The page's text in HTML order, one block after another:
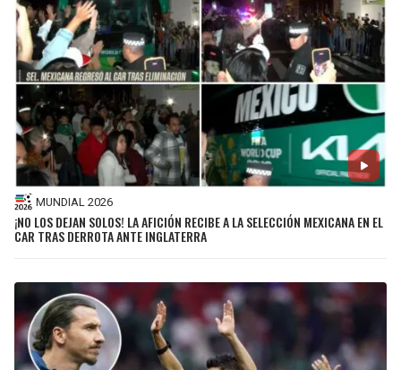
MUNDIAL 2026
¡NO LOS DEJAN SOLOS! LA AFICIÓN RECIBE A LA SELECCIÓN MEXICANA EN EL
CAR TRAS DERROTA ANTE INGLATERRA